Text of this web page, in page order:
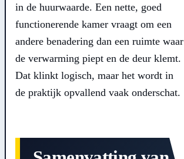
in de huurwaarde. Een nette, goed
functionerende kamer vraagt om een
andere benadering dan een ruimte waar
de verwarming piept en de deur klemt.
Dat klinkt logisch, maar het wordt in
de praktijk opvallend vaak onderschat.